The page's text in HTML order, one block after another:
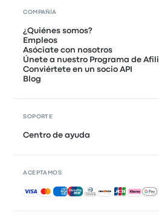
COMPAÑÍA
¿Quiénes somos?
Empleos
Asóciate con nosotros
Únete a nuestro Programa de
Conviértete en un socio API
Blog
SOPORTE
Centro de ayuda
ACEPTAMOS
Pagos aceptados